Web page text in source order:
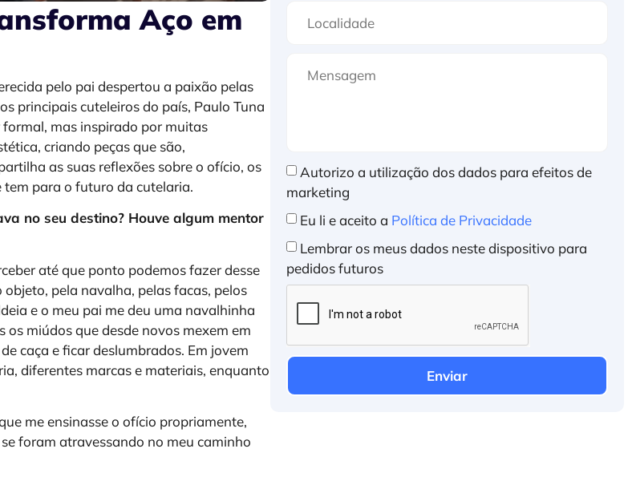
Aço em
pelo pai despertou a paixão pelas
principais cuteleiros do país, Paulo Tuna
mas inspirado por muitas
criando peças que são,
as suas reflexões sobre o ofício, os
tem para o futuro da cutelaria.
no seu destino? Houve algum mentor
até que ponto podemos fazer desse
pela navalha, pelas facas, pelos
e o meu pai me deu uma navalhinha
os miúdos que desde novos mexem em
caça e ficar deslumbrados. Em jovem
diferentes marcas e materiais, enquanto
me ensinasse o ofício propriamente,
foram atravessando no meu caminho
Autorizo a utilização dos dados para efeitos de
marketing
Eu li e aceito a Política de Privacidade
Lembrar os meus dados neste dispositivo para
pedidos futuros
Enviar